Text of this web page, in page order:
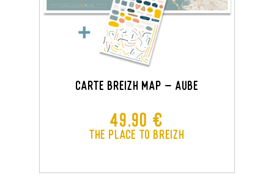
CARTE BREIZH MAP - AUBE
Prix
49,90 €
The Place To Breizh